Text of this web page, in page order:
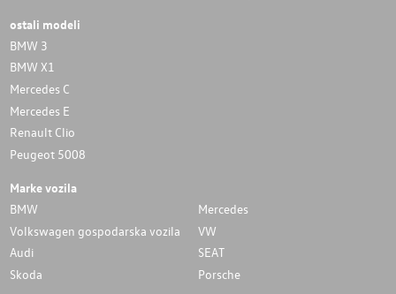
ostali modeli
BMW 3
BMW X1
Mercedes C
Mercedes E
Renault Clio
Peugeot 5008
Marke vozila
BMW
Mercedes
Volkswagen gospodarska vozila
VW
Audi
SEAT
Skoda
Porsche